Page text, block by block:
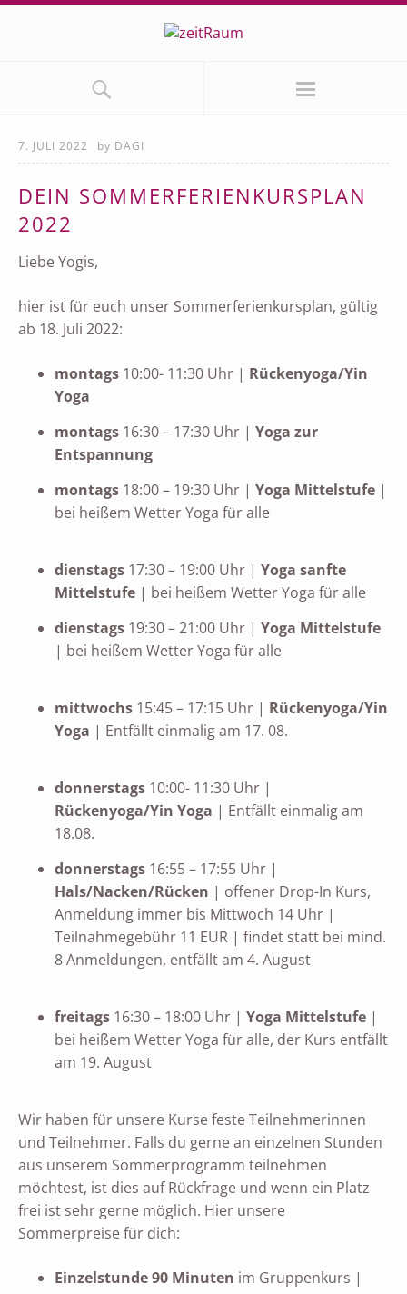
7. JULI 2022 by DAGI
DEIN SOMMERFERIENKURSPLAN
2022
Liebe Yogis,
hier ist für euch unser Sommerferienkursplan, gültig
ab 18. Juli 2022:
montags 10:00- 11:30 Uhr | Rückenyoga/Yin
Yoga
montags 16:30 – 17:30 Uhr | Yoga zur
Entspannung
montags 18:00 – 19:30 Uhr | Yoga Mittelstufe |
bei heißem Wetter Yoga für alle
dienstags 17:30 – 19:00 Uhr | Yoga sanfte
Mittelstufe | bei heißem Wetter Yoga für alle
dienstags 19:30 – 21:00 Uhr | Yoga Mittelstufe
| bei heißem Wetter Yoga für alle
mittwochs 15:45 – 17:15 Uhr | Rückenyoga/Yin
Yoga | Entfällt einmalig am 17. 08.
donnerstags 10:00- 11:30 Uhr |
Rückenyoga/Yin Yoga | Entfällt einmalig am
18.08.
donnerstags 16:55 – 17:55 Uhr |
Hals/Nacken/Rücken | offener Drop-In Kurs,
Anmeldung immer bis Mittwoch 14 Uhr |
Teilnahmegebühr 11 EUR | findet statt bei mind.
8 Anmeldungen, entfällt am 4. August
freitags 16:30 – 18:00 Uhr | Yoga Mittelstufe |
bei heißem Wetter Yoga für alle, der Kurs entfällt
am 19. August
Wir haben für unsere Kurse feste Teilnehmerinnen
und Teilnehmer. Falls du gerne an einzelnen Stunden
aus unserem Sommerprogramm teilnehmen
möchtest, ist dies auf Rückfrage und wenn ein Platz
frei ist sehr gerne möglich. Hier unsere
Sommerpreise für dich:
Einzelstunde 90 Minuten im Gruppenkurs |